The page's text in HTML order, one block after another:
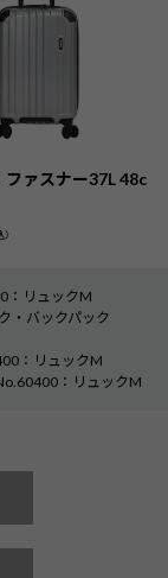
ァスナー37L 48c
）
：リュックM
・バックパック
：リュックM
：リュックM